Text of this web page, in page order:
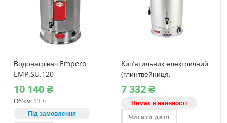
Водонагрівач Empero
EMP.SU.120
10‎ 140₴
Об'єм: 13 л
Під замовлення
Кип’ятильник електричний
(глинтвейниця,
водонагрівач) Lors SI.22
7‎ 332₴
Немає в наявності
Читати далі